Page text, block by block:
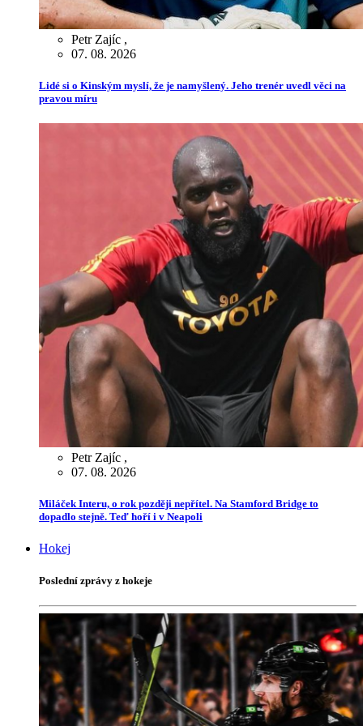
Petr Zajíc ,
07. 08. 2026
Lidé si o Kinským myslí, že je namyšlený. Jeho trenér uvedl věci na
pravou míru
Petr Zajíc ,
07. 08. 2026
Miláček Interu, o rok později nepřítel. Na Stamford Bridge to
dopadlo stejně. Teď hoří i v Neapoli
Hokej
Poslední zprávy z hokeje